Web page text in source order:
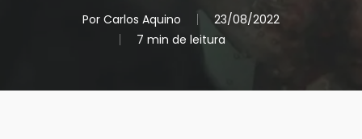
Por Carlos Aquino
23/08/2022
7 min de leitura